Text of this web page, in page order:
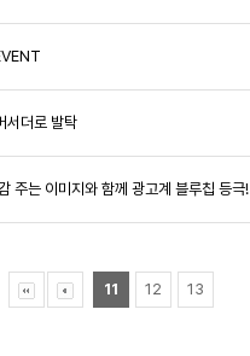
서더로 발탁
주는 이미지와 함께 광고계 블루칩 등극!
11 12 13